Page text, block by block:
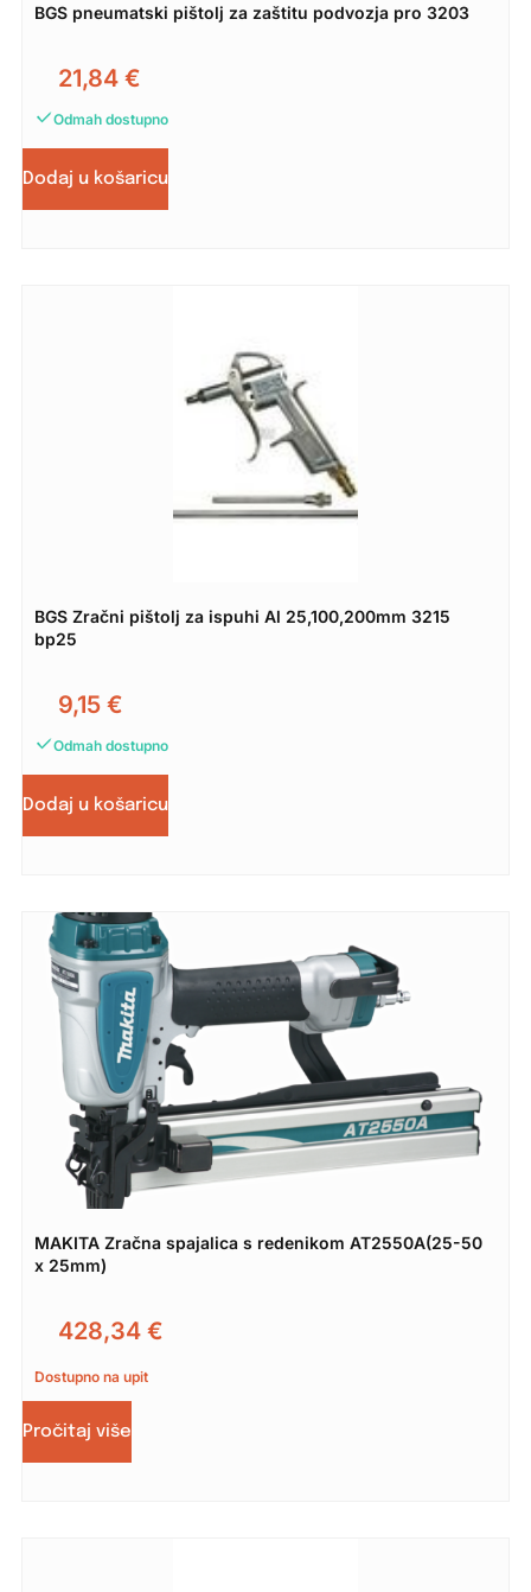
BGS pneumatski pištolj za zaštitu podvozja pro 3203
21,84 €
Odmah dostupno
Dodaj u košaricu
BGS Zračni pištolj za ispuhi Al 25,100,200mm 3215
bp25
9,15 €
Odmah dostupno
Dodaj u košaricu
MAKITA Zračna spajalica s redenikom AT2550A(25-50
x 25mm)
428,34 €
Dostupno na upit
Pročitaj više